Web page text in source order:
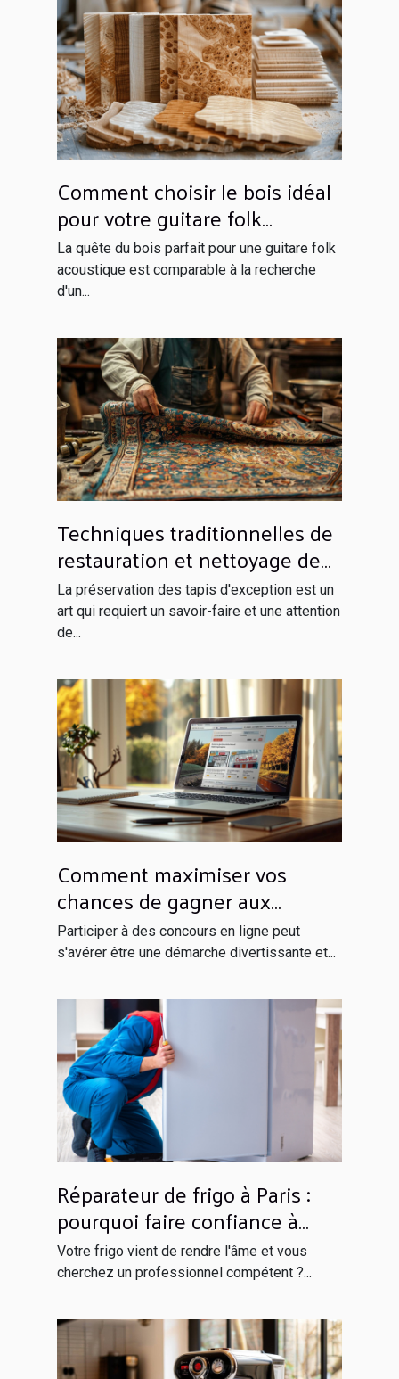
Comment choisir le bois idéal
pour votre guitare folk
acoustique
La quête du bois parfait pour une guitare folk
acoustique est comparable à la recherche
d'un...
Techniques traditionnelles de
restauration et nettoyage de
tapis d'exception
La préservation des tapis d'exception est un
art qui requiert un savoir-faire et une attention
de...
Comment maximiser vos
chances de gagner aux
concours en ligne
Participer à des concours en ligne peut
s'avérer être une démarche divertissante et...
Réparateur de frigo à Paris :
pourquoi faire confiance à
Globals Services ?
Votre frigo vient de rendre l'âme et vous
cherchez un professionnel compétent ?...